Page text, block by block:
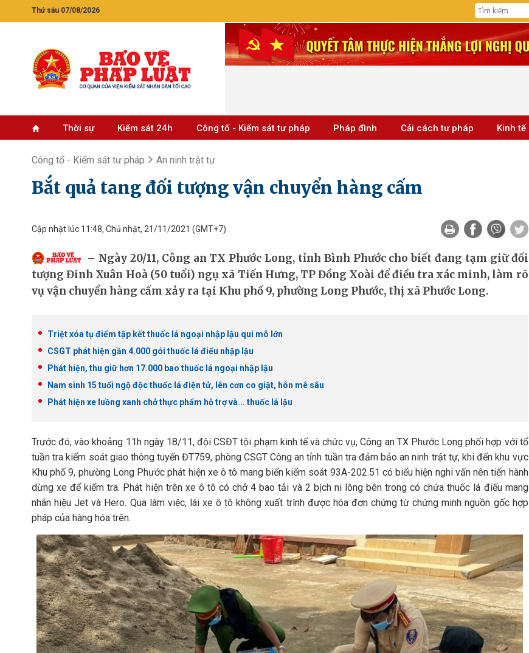
Thứ sáu 07/08/2026
Thời sự Kiểm sát 24h Công tố - Kiểm sát tư pháp Pháp đình Cải cách tư pháp Kinh tế
Công tố - Kiểm sát tư pháp An ninh trật tự
Bắt quả tang đối tượng vận chuyển hàng cấm
Cập nhật lúc 11:48, Chủ nhật, 21/11/2021 (GMT+7)
Ngày 20/11, Công an TX Phước Long, tỉnh Bình Phước cho biết đang tạm giữ đối
tượng Đinh Xuân Hoà (50 tuổi) ngụ xã Tiến Hưng, TP Đồng Xoài để điều tra xác minh, làm rõ
vụ vận chuyển hàng cấm xảy ra tại Khu phố 9, phường Long Phước, thị xã Phước Long.
Triệt xóa tụ điểm tập kết thuốc lá ngoại nhập lậu qui mô lớn
CSGT phát hiện gần 4.000 gói thuốc lá điếu nhập lậu
Phát hiện, thu giữ hơn 17.000 bao thuốc lá ngoại nhập lậu
Nam sinh 15 tuổi ngộ độc thuốc lá điện tử, lên cơn co giật, hôn mê sâu
Phát hiện xe luồng xanh chở thực phẩm hỗ trợ và... thuốc lá lậu
Trước đó, vào khoảng 11h ngày 18/11, đội CSĐT tội phạm kinh tế và chức vụ, Công an TX Phước Long phối hợp với tổ
tuần tra kiểm soát giao thông tuyến ĐT759, phòng CSGT Công an tỉnh tuần tra đảm bảo an ninh trật tự, khi đến khu vực
Khu phố 9, phường Long Phước phát hiện xe ô tô mang biển kiểm soát 93A-202.51 có biểu hiện nghi vấn nên tiến hành
dừng xe để kiểm tra. Phát hiện trên xe ô tô có chở 4 bao tải và 2 bịch ni lông bên trong có chứa thuốc lá điếu mang
nhãn hiệu Jet và Hero. Qua làm việc, lái xe ô tô không xuất trình được hóa đơn chứng từ chứng minh nguồn gốc hợp
pháp của hàng hóa trên.